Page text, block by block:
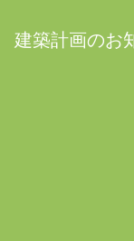
建築計画のお